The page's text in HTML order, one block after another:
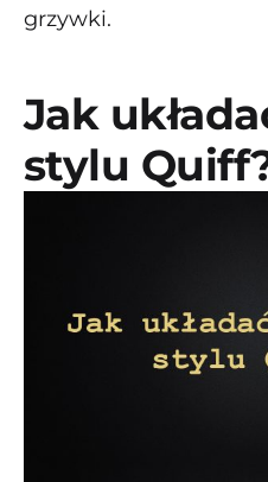
grzywki.
Jak
stylu